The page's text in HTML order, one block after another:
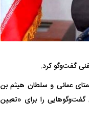
عمانی و سلطان هیثم بن
گفت‌وگوهایی را برای «تعیین
جنگنده شکاری رهگیر آمریکا | F-14